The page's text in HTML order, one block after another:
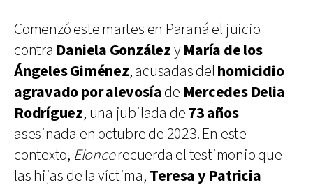
Comenzó este martes en Paraná el juicio
contra Daniela GonzálezyMaría de los
Ángeles Giménez, acusadas delhomicidio
agravado por alevosíade Mercedes Delia
Rodríguez, una jubilada de73 años
asesinada en octubre de 2023. En este
contexto, Eloncerecuerda el testimonio que
las hijas de la víctima, Teresa y Patricia